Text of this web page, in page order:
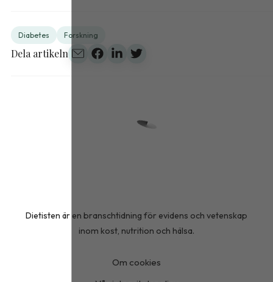
Diabetes Forskning
Dela artikeln
Dietisten är en branschtidning för evidens och vetenskap
inom kost, nutrition och hälsa.
Om cookies